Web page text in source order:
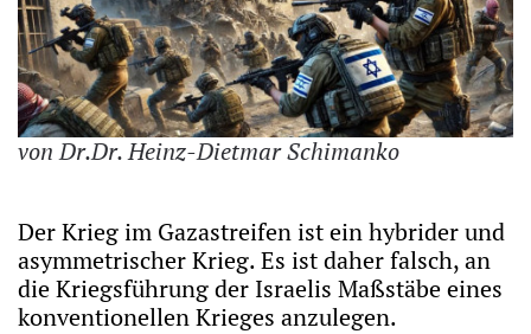
von Dr.Dr. Heinz-Dietmar Schimanko
Der Krieg im Gazastreifen ist ein hybrider und
asymmetrischer Krieg. Es ist daher falsch, an
die Kriegsführung der Israelis Maßstäbe eines
konventionellen Krieges anzulegen.